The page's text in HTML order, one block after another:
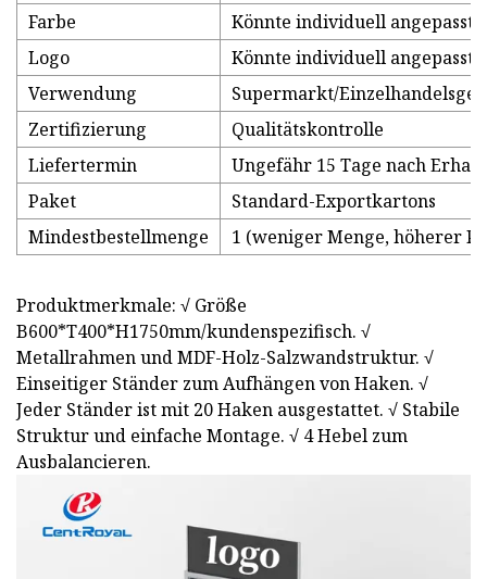
Farbe
Könnte individuell angepasst
Logo
Könnte individuell angepasst
Verwendung
Supermarkt/
Zertifizierung
Qualitätskontrolle
Liefertermin
Ungefähr 15 Tage nach Erhalt
Paket
Standard-Exportkartons
Mindestbestellmenge
1 (weniger Menge, höherer
Produktmerkmale: √ Größe
B600*T400*H1750mm/kundenspezifisch. √
Metallrahmen und MDF-Holz-Salzwandstruktur. √
Einseitiger Ständer zum Aufhängen von Haken. √
Jeder Ständer ist mit 20 Haken ausgestattet. √ Stabile
Struktur und einfache Montage. √ 4 Hebel zum
Ausbalancieren.